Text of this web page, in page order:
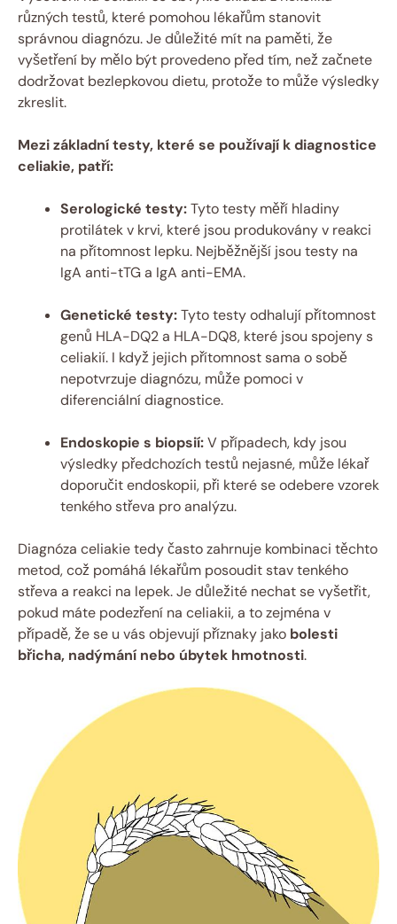
různých‌ testů, které pomohou lékařům stanovit
správnou diagnózu. Je⁤ důležité‌ mít na paměti, že
vyšetření by mělo být provedeno‌ před ⁤tím, než začnete
dodržovat bezlepkovou dietu, ‍protože to může výsledky
zkreslit.
Mezi⁣ základní testy, které⁤ se používají k ‍diagnostice
celiakie,⁤ patří:
Serologické testy:Tyto testy měří hladiny​
protilátek ⁢v⁣ krvi, které jsou produkovány v reakci
na přítomnost lepku. Nejběžnější jsou⁤ testy na
IgA anti-tTG a ⁢IgA anti-EMA.
Genetické testy:Tyto testy odhalují přítomnost
genů HLA-DQ2 a HLA-DQ8, ​které jsou spojeny s
celiakií. I⁣ když jejich⁤ přítomnost sama o sobě
⁤nepotvrzuje diagnózu,​ může ‍pomoci⁢ v
diferenciální diagnostice.
Endoskopie s biopsií:V případech, kdy ‍jsou
výsledky ⁢předchozích testů nejasné, může lékař
doporučit ⁤endoskopii, při ⁤které se odebere vzorek
⁣tenkého ⁢střeva pro analýzu.
Diagnóza celiakie tedy ⁢často⁢ zahrnuje kombinaci⁢ těchto
⁤metod, což ⁣pomáhá lékařům‌ posoudit stav tenkého
střeva a reakci‍ na lepek. ⁣Je důležité nechat se‌ vyšetřit,‍
pokud máte ⁣podezření na celiakii, a to zejména ‍v
případě, že se‌ u vás objevují příznaky jako bolesti
břicha, nadýmání nebo úbytek ​hmotnosti.